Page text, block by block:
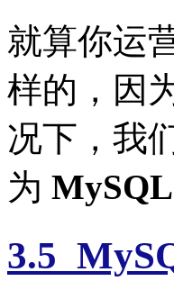
就算你运
样的，因
况下，我
为 MySQL
3.5